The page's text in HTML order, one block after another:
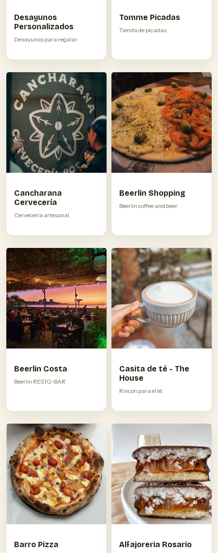
Desayunos
Personalizados
Desayunos para regalar.
Tomme Picadas
Tienda de picadas.
Cancharana
Cervecería
Cerveceria artesanal.
Beerlin Shopping
Beerlin coffee and beer.
Beerlin Costa
Beerlin RESTO-BAR
Casita de té - The
House
Rincon para el té.
Barro Pizza Alfajoreria Rosario